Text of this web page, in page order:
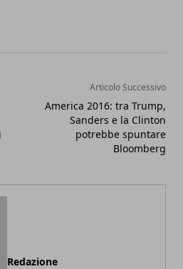
Articolo Successivo
America 2016: tra Trump,
Sanders e la Clinton
potrebbe spuntare
Bloomberg
Redazione